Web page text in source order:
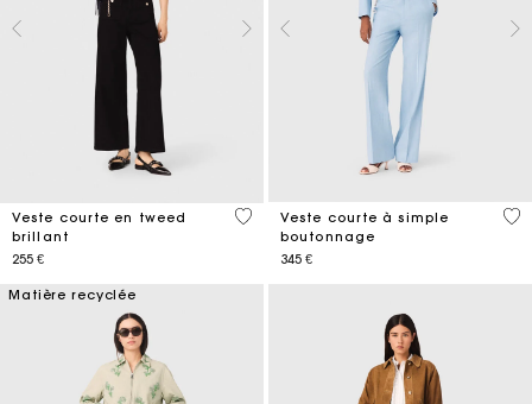
Veste courte en tweed
brillant
255 €
5 out of 5 Customer Rating
Veste courte à simple
boutonnage
345 €
5
Matière recyclée